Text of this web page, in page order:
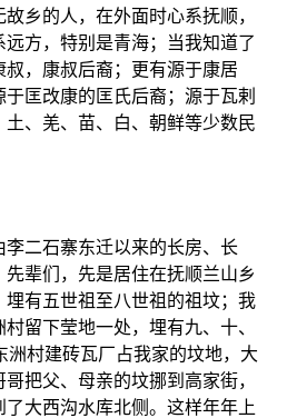
乡的人，在外面时心系抚顺，
方，特别是青海；当我知道了
，康叔后裔；更有源于康居
匡改康的匡氏后裔；源于瓦剌
、羌、苗、白、朝鲜等少数民
二石寨东迁以来的长房、长
辈们，先是居住在抚顺兰山乡
有五世祖至八世祖的祖坟；我
留下莹地一处，埋有九、十、
洲村建砖瓦厂占我家的坟地，大
把父、母亲的坟挪到高家街，
大西沟水库北侧。这样年年上